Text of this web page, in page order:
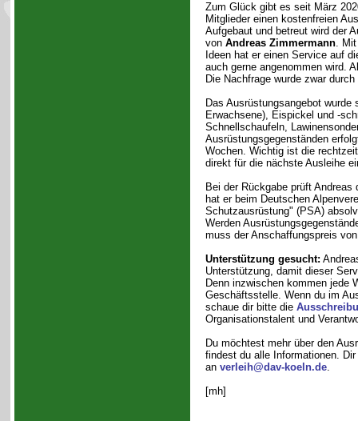
Zum Glück gibt es seit März
Mitglieder einen kostenfreien
Aufgebaut und betreut wird der
von Andreas Zimmermann. Mit
Ideen hat er einen Service auf
auch gerne angenommen wird.
Die Nachfrage wurde zwar
Das Ausrüstungsangebot
Erwachsene), Eispickel und -
Schnellschaufeln,
Ausrüstungsgegenständen
Wochen. Wichtig ist die
direkt für die nächste Ausleihe
Bei der Rückgabe prüft
hat er beim Deutschen
Schutzausrüstung" (PSA)
Werden
muss der Anschaffungspreis
Unterstützung gesucht:
Unterstützung, damit dieser
Denn inzwischen kommen jede
Geschäftsstelle. Wenn du im
schaue dir bitte die
Organisationstalent und
Du möchtest mehr über den
findest du alle Informationen.
an verleih@dav-koeln.de.
[mh]